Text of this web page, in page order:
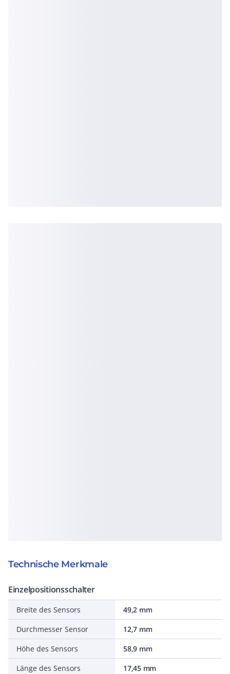
Technische Merkmale
Einzelpositionsschalter
Breite des Sensors
49,2 mm
Durchmesser Sensor
12,7 mm
Höhe des Sensors
58,9 mm
Länge des Sensors
17,45 mm